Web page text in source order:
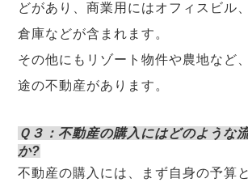
どがあり、商業用にはオフィスビル
倉庫などが含まれます。
その他にもリゾート物件や農地など
途の不動産があります。
Ｑ３：不動産の購入にはどのような
か?
不動産の購入には、まず自身の予算